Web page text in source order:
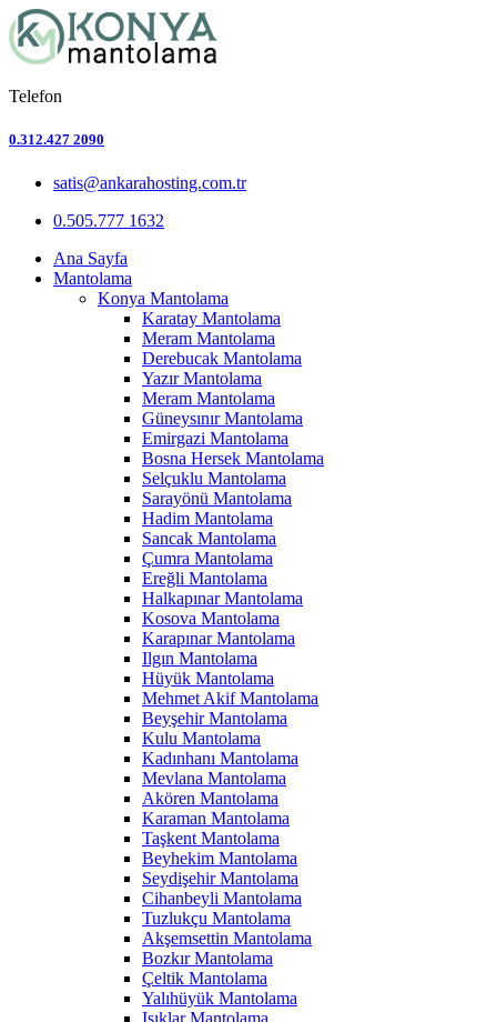
Telefon
0.312.427 2090
satis@ankarahosting.com.tr
0.505.777 1632
Ana Sayfa
Mantolama
Konya Mantolama
Karatay Mantolama
Meram Mantolama
Derebucak Mantolama
Yazır Mantolama
Meram Mantolama
Güneysınır Mantolama
Emirgazi Mantolama
Bosna Hersek Mantolama
Selçuklu Mantolama
Sarayönü Mantolama
Hadim Mantolama
Sancak Mantolama
Çumra Mantolama
Ereğli Mantolama
Halkapınar Mantolama
Kosova Mantolama
Karapınar Mantolama
Ilgın Mantolama
Hüyük Mantolama
Mehmet Akif Mantolama
Beyşehir Mantolama
Kulu Mantolama
Kadınhanı Mantolama
Mevlana Mantolama
Akören Mantolama
Karaman Mantolama
Taşkent Mantolama
Beyhekim Mantolama
Seydişehir Mantolama
Cihanbeyli Mantolama
Tuzlukçu Mantolama
Akşemsettin Mantolama
Bozkır Mantolama
Çeltik Mantolama
Yalıhüyük Mantolama